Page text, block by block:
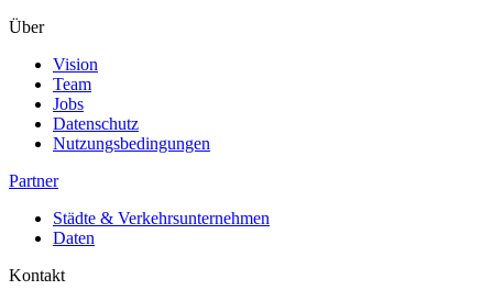
Über
Vision
Team
Jobs
Datenschutz
Nutzungsbedingungen
Partner
Städte & Verkehrsunternehmen
Daten
Kontakt